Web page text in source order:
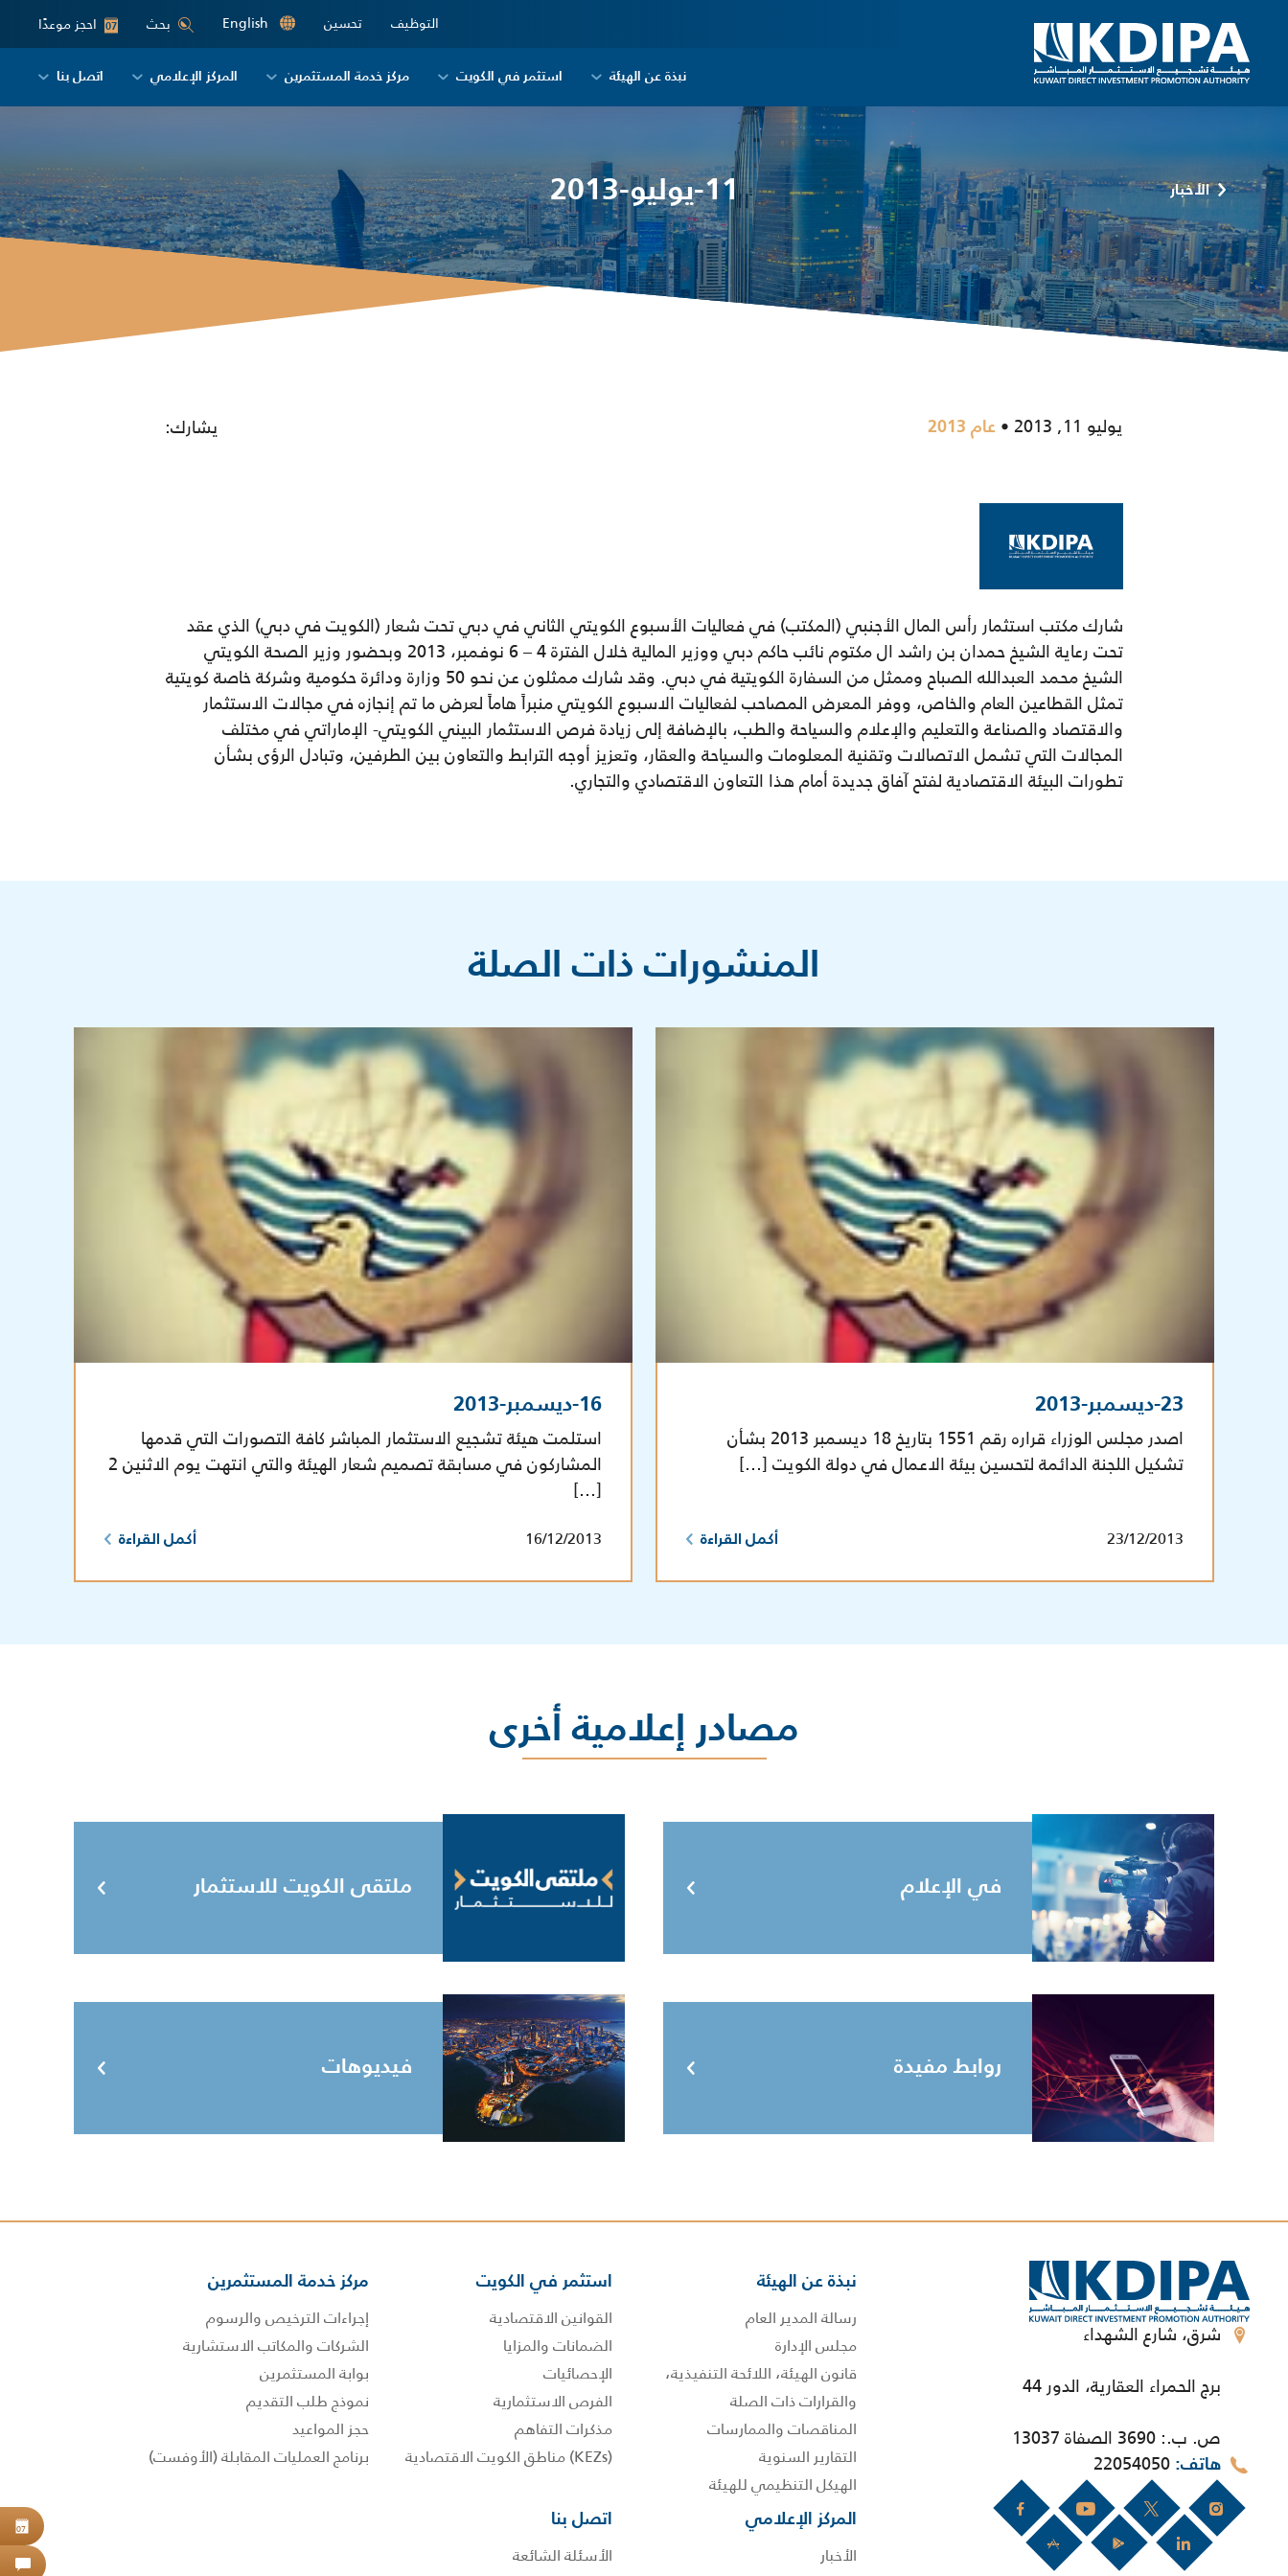
التوظيف تحسين English بحث 07 احجز موعدًا
نبذة عن الهيئة استثمر في الكويت مركز خدمة المستثمرين المركز الإعلامي اتصل بنا
11-يوليو-2013 الأخبار
يوليو 11, 2013 عام 2013 يشارك:
شارك مكتب استثمار رأس المال الأجنبي (المكتب) في فعاليات الأسبوع الكويتي الثاني في دبي تحت شعار (الكويت في دبي) الذي عقد
تحت رعاية الشيخ حمدان بن راشد ال مكتوم نائب حاكم دبي ووزير المالية خلال الفترة 4 – 6 نوفمبر، 2013 وبحضور وزير الصحة الكويتي
الشيخ محمد العبدالله الصباح وممثل من السفارة الكويتية في دبي. وقد شارك ممثلون عن نحو 50 وزارة ودائرة حكومية وشركة خاصة كويتية
تمثل القطاعين العام والخاص، ووفر المعرض المصاحب لفعاليات الاسبوع الكويتي منبراً هاماً لعرض ما تم إنجازه في مجالات الاستثمار
والاقتصاد والصناعة والتعليم والإعلام والسياحة والطب، بالإضافة إلى زيادة فرص الاستثمار البيني الكويتي- الإماراتي في مختلف
المجالات التي تشمل الاتصالات وتقنية المعلومات والسياحة والعقار، وتعزيز أوجه الترابط والتعاون بين الطرفين، وتبادل الرؤى بشأن
تطورات البيئة الاقتصادية لفتح آفاق جديدة أمام هذا التعاون الاقتصادي والتجاري.
المنشورات ذات الصلة
23-ديسمبر-2013
اصدر مجلس الوزراء قراره رقم 1551 بتاريخ 18 ديسمبر 2013 بشأن
تشكيل اللجنة الدائمة لتحسين بيئة الاعمال في دولة الكويت […]
23/12/2013 أكمل القراءة
16-ديسمبر-2013
استلمت هيئة تشجيع الاستثمار المباشر كافة التصورات التي قدمها
المشاركون في مسابقة تصميم شعار الهيئة والتي انتهت يوم الاثنين 2
[…]
16/12/2013 أكمل القراءة
مصادر إعلامية أخرى
في الإعلام ملتقى الكويت للاستثمار
روابط مفيدة فيديوهات
شرق، شارع الشهداء
برج الحمراء العقارية، الدور 44
ص. ب.: 3690 الصفاة 13037
هاتف
نبذة عن الهيئة
رسالة المدير العام
مجلس الإدارة
قانون الهيئة، اللائحة التنفيذية،
والقرارات ذات الصلة
المناقصات والممارسات
التقارير السنوية
الهيكل التنظيمي للهيئة
استثمر في الكويت
القوانين الاقتصادية
الضمانات والمزايا
الإحصائيات
الفرص الاستثمارية
مذكرات التفاهم
(KEZs) مناطق الكويت الاقتصادية
مركز خدمة المستثمرين
إجراءات الترخيص والرسوم
الشركات والمكاتب الاستشارية
بوابة المستثمرين
نموذج طلب التقديم
حجز المواعيد
برنامج العمليات المقابلة (الأوفست)
المركز الإعلامي
الأخبار
اتصل بنا
الأسئلة الشائعة
07